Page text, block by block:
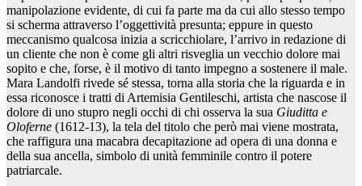
manipolazione evidente, di cui fa parte ma da cui allo stesso tempo
si scherma attraverso l’oggettività presunta; eppure in questo
meccanismo qualcosa inizia a scricchiolare, l’arrivo in redazione di
un cliente che non è come gli altri risveglia un vecchio dolore mai
sopito e che, forse, è il motivo di tanto impegno a sostenere il male.
Mara Landolfi rivede sé stessa, torna alla storia che la riguarda e in
essa riconosce i tratti di Artemisia Gentileschi, artista che nascose il
dolore di uno stupro negli occhi di chi osserva la sua Giuditta e
Oloferne (1612-13), la tela del titolo che però mai viene mostrata,
che raffigura una macabra decapitazione ad opera di una donna e
della sua ancella, simbolo di unità femminile contro il potere
patriarcale.